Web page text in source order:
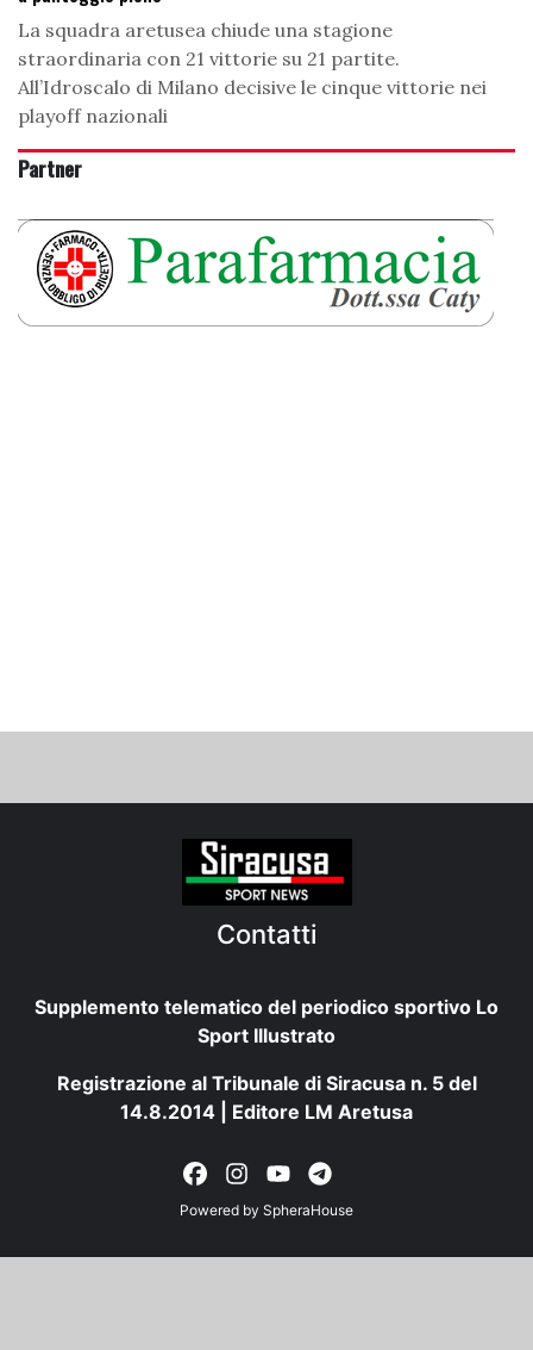
La squadra aretusea chiude una stagione
straordinaria con 21 vittorie su 21 partite.
All’Idroscalo di Milano decisive le cinque vittorie nei
playoff nazionali
Partner
Contatti
Supplemento telematico del periodico sportivo Lo
Sport Illustrato
Registrazione al Tribunale di Siracusa n. 5 del
14.8.2014 | Editore LM Aretusa
Powered by SpheraHouse